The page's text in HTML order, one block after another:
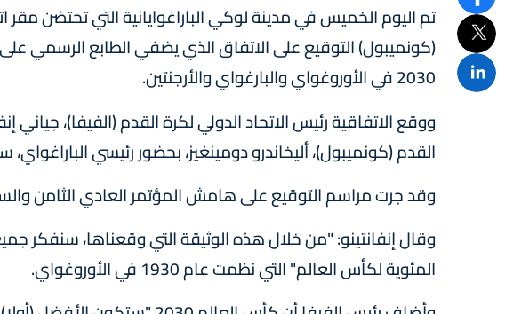
تم اليوم الخميس في مدينة لوكي الباراغوايانية التي تحتضن مقر
(كونميبول) التوقيع على الاتفاق الذي يضفي الطابع الرسمي على
2030 في الأوروغواي والبارغواي والأرجنتين.
ووقع الاتفاقية رئيس الاتحاد الدولي لكرة القدم (الفيفا)، جياني
القدم (كونميبول)، أليخاندرو دومينغيز، بحضور رئيسي الباراغواي،
وقد جرت مراسم التوقيع على هامش المؤتمر العادي الثامن
وقال إنفانتينو: "من خلال هذه الوثيقة التي وقعناها، سنفكر
المئوية لكأس العالم" التي نظمت عام 1930 في الأوروغواي.